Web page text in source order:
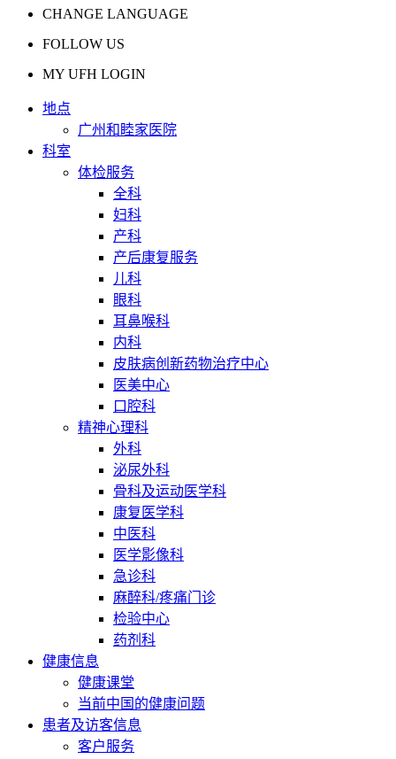
CHANGE LANGUAGE
FOLLOW US
MY UFH LOGIN
地点
广州和睦家医院
科室
体检服务
全科
妇科
产科
产后康复服务
儿科
眼科
耳鼻喉科
内科
皮肤病创新药物治疗中心
医美中心
口腔科
精神心理科
外科
泌尿外科
骨科及运动医学科
康复医学科
中医科
医学影像科
急诊科
麻醉科/疼痛门诊
检验中心
药剂科
健康信息
健康课堂
当前中国的健康问题
患者及访客信息
客户服务